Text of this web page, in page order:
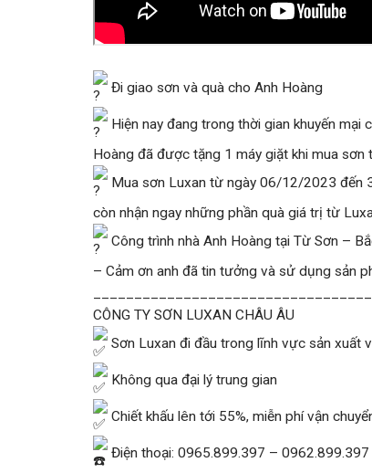
Đi giao sơn và quà cho Anh Hoàng
Hiện nay đang trong thời gian khuyến
Hoàng đã được tặng 1 máy giặt khi mua sơn
Mua sơn Luxan từ ngày 06/12/2023 đến
còn nhận ngay những phần quà giá trị từ
Công trình nhà Anh Hoàng tại Từ Sơn –
– Cảm ơn anh đã tin tưởng và sử dụng sản
CÔNG TY SƠN LUXAN CHÂU ÂU
Sơn Luxan đi đầu trong lĩnh vực sản xuất
Không qua đại lý trung gian
Chiết khấu lên tới 55%, miễn phí vận
Điện thoại: 0965.899.397 – 0962.899.397